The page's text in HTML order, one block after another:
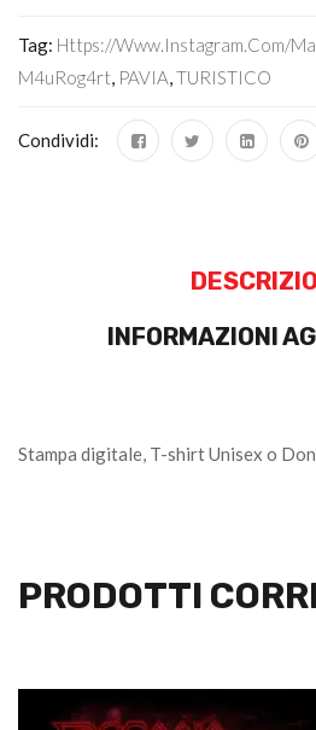
Tag: Https://www.instagram.com/
M4uRog4rt, PAVIA,TURISTICO
Condividi:
INFORMAZIONI
Stampa digitale, T-shirt Unisex o
PRODOTTI